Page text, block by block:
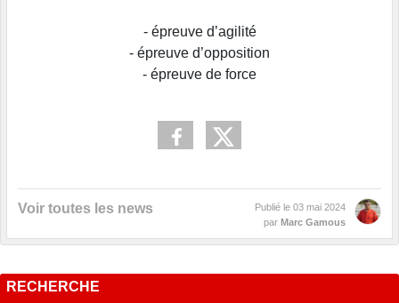
- épreuve d’agilité
- épreuve d’opposition
- épreuve de force
Voir toutes les news Publié le 03 mai 2024
par Marc Gamous
RECHERCHE